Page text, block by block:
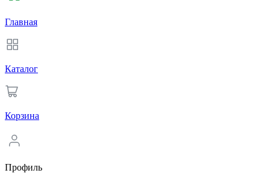
Главная
Каталог
Корзина
Профиль